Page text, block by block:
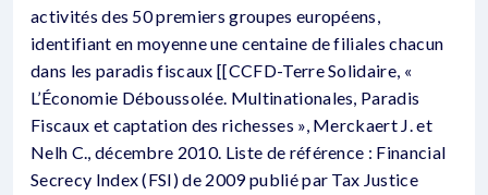
activités des 50 premiers groupes européens,
identifiant en moyenne une centaine de filiales chacun
dans les paradis fiscaux [[CCFD-Terre Solidaire, «
L’Économie Déboussolée. Multinationales, Paradis
Fiscaux et captation des richesses », Merckaert J. et
Nelh C., décembre 2010. Liste de référence : Financial
Secrecy Index (FSI) de 2009 publié par Tax Justice